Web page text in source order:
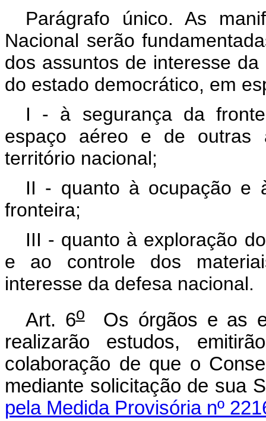
Parágrafo único. As
Nacional serão
dos assuntos de interesse
do estado democrático, em
I - à segurança da
espaço aéreo e de outras
território nacional;
II - quanto à ocupação e
fronteira;
III - quanto à exploração
e ao controle dos
interesse da defesa nacional.
Art. 6oOs órgãos e as
realizarão estudos,
colaboração de que o
mediante solicitação de sua
pela Medida Provisória nº